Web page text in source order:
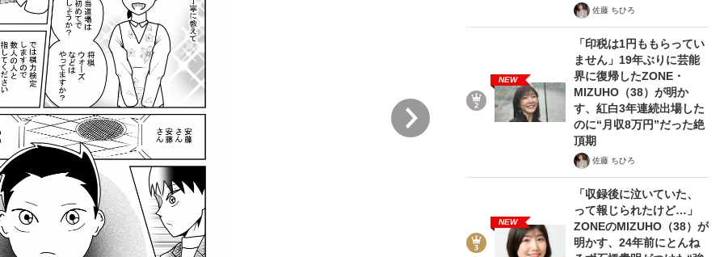
の国から』倉本聰氏（91...
もっと見る
もっと見る
佐藤 ちひろ
NEW
「印税は1円ももらってい
ません」19年ぶりに芸能
界に復帰したZONE・
MIZUHO（38）が明か
す、紅白3年連続出場した
のに“月収8万円”だった絶
頂期
佐藤 ちひろ
NEW
「収録後に泣いていた、
って報じられたけど…」
ZONEのMIZUHO（38）が
明かす、24年前にとんね